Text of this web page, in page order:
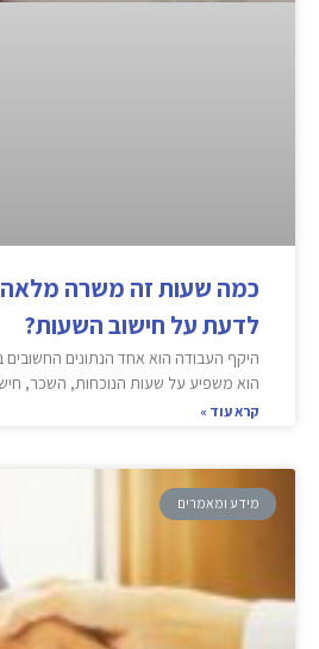
כמה שעות זה משרה
לדעת על חישוב השעות?
היקף העבודה הוא אחד הנתונים
הוא משפיע על שעות הנוכחות, השכר,
קרא עוד »
מידע ומאמרים